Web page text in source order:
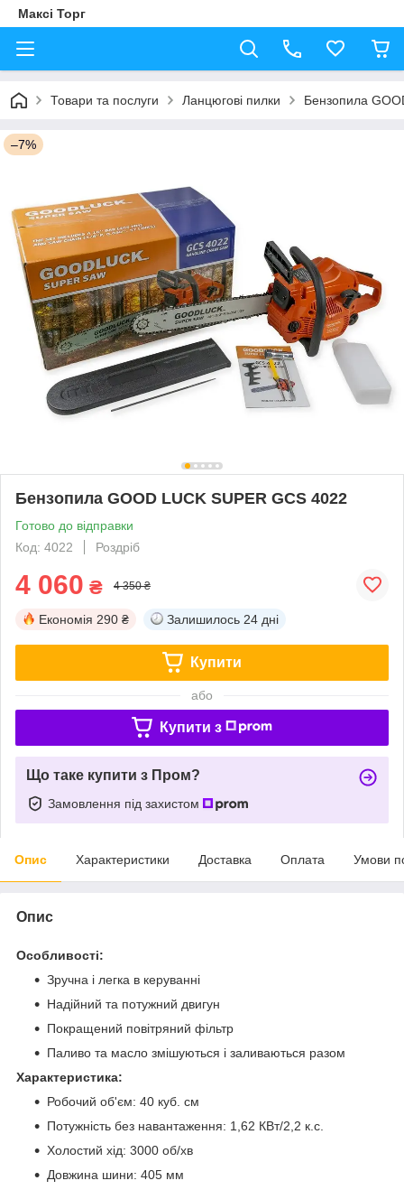
Максі Торг
Товари та послуги Ланцюгові пилки Бензопила
–7%
Бензопила GOOD LUCK SUPER GCS 4022
Готово до відправки
Код: 4022
Роздріб
4 060 ₴ 4 350 ₴
Економія 290 ₴ Залишилось 24 дні
Купити
або
Купити з
Що таке купити з Пром?
Замовлення під захистом
Опис Характеристики Доставка Оплата Умови
Опис
Особливості:
Зручна і легка в керуванні
Надійний та потужний двигун
Покращений повітряний фільтр
Паливо та масло змішуються і заливаються разом
Характеристика:
Робочий об'єм: 40 куб. см
Потужність без навантаження: 1,62 КВт/2,2 к.с.
Холостий хід: 3000 об/хв
Довжина шини: 405 мм